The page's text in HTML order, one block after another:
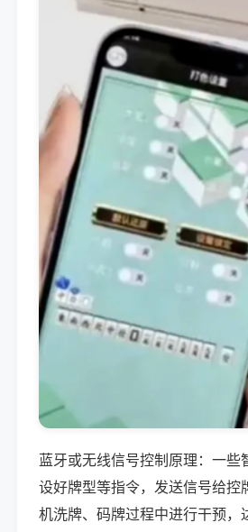
蓝牙或无线信号控制原理：一
设好牌型等指令，发送信号给
机洗牌、码牌过程中进行干预，